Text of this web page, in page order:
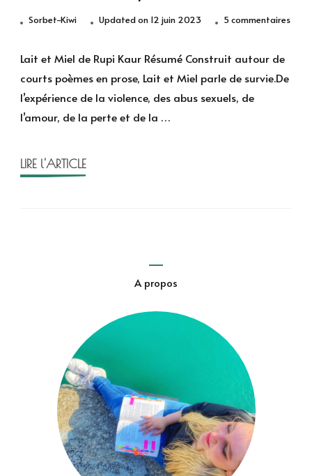
Sorbet-Kiwi Updated on 12 juin 2023 5 commentairessur
Lait et Miel de Rupi Kaur Résumé Construit autour de
courts poèmes en prose, Lait et Miel parle de survie.De
l’expérience de la violence, des abus sexuels, de
l’amour, de la perte et de la …
LIRE l'ARTICLE
A propos